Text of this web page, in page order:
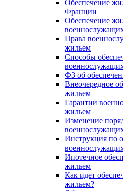
Обеспечение
Франции
Обеспечение
Права
жильем
Способы
ФЗ об
Внеочередное
жильем
Гарантии
жильем
Изменение
Инструкция по
Ипотечное
жильем
Как идет
жильем?